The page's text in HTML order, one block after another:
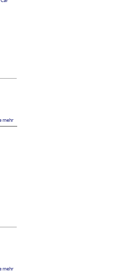
mehr
mehr